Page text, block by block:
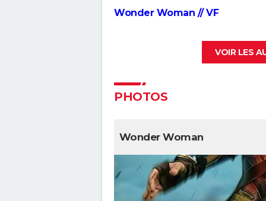
Wonder Woman // VF
VOIR LES
PHOTOS
Wonder Woman